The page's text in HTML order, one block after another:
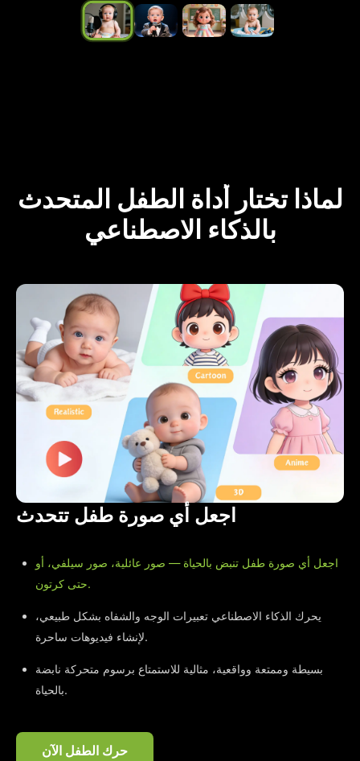
لماذا تختار أداة الطفل المتحدث
بالذكاء الاصطناعي
اجعل أي صورة طفل تتحدث
اجعل أي صورة طفل تنبض بالحياة — صور عائلية، صور سيلفي، أو
حتى كرتون.
يحرك الذكاء الاصطناعي تعبيرات الوجه والشفاه بشكل طبيعي،
لإنشاء فيديوهات ساحرة.
بسيطة وممتعة وواقعية، مثالية للاستمتاع برسوم متحركة نابضة
بالحياة.
حرك الطفل الآن